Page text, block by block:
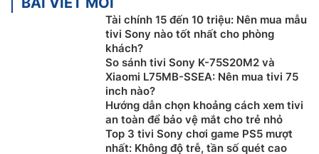
Tài chính 15 đến 10 triệu: Nên mua mẫu
tivi Sony nào tốt nhất cho phòng
khách?
So sánh tivi Sony K-75S20M2 và
Xiaomi L75MB-SSEA: Nên mua tivi 75
inch nào?
Hướng dẫn chọn khoảng cách xem tivi
an toàn để bảo vệ mắt cho trẻ nhỏ
Top 3 tivi Sony chơi game PS5 mượt
nhất: Không độ trễ, tần số quét cao